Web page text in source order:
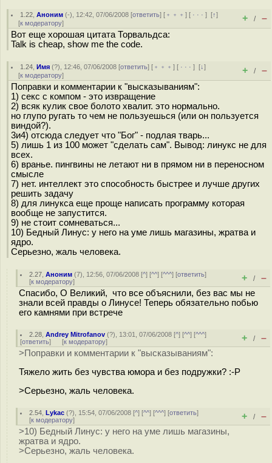
1.22 ,Аноним (-), 12:42, 07/06/2008 [ответить] [ ﹢﹢﹢] [ · · ·][↑]
[к модератору] + / –
Вот еще хорошая цитата Торвальдса:
Talk is cheap, show me the code.
1.24 ,Имя (?), 12:46, 07/06/2008 [ответить] [ ﹢﹢﹢] [ · · ·][↓]
[к модератору] + / –
Поправки и комментарии к "высказываниям":
1) секс с компом - это извращение
2) всяк кулик свое болото хвалит. это нормально.
но глупо ругать то чем не пользуешься (или он пользуется
виндой?).
3и4) отсюда следует что "Бог" - подлая тварь...
5) лишь 1 из 100 может "сделать сам". Вывод: линукс не для
всех.
6) вранье. пингвины не летают ни в прямом ни в переносном
смысле
7) нет. интеллект это способность быстрее и лучше других
решить задачу
8) для линукса еще проще написать программу которая
вообще не запустится.
9) не стоит сомневаться...
10) Бедный Линус: у него на уме лишь магазины, жратва и
ядро.
Серьезно, жаль человека.
2.27 ,Аноним (7), 12:56, 07/06/2008 [^] [^^] [^^^] [ответить]
[к модератору] + / –
Спасибо, О Великий, что все объяснили, без вас мы не
знали всей правды о Линусе! Теперь обязательно побью
его камнями при встрече
2.28 ,Andrey Mitrofanov (?), 13:01, 07/06/2008 [^] [^^] [^^^]
[ответить] [к модератору] + / –
>Поправки и комментарии к "высказываниям":
Тяжело жить без чувства юмора и без подружки? :-P
>Серьезно, жаль человека.
2.54 ,Lykac (?), 15:54, 07/06/2008 [^] [^^] [^^^] [ответить]
[к модератору] + / –
>10) Бедный Линус: у него на уме лишь магазины,
жратва и ядро.
>Серьезно, жаль человека.